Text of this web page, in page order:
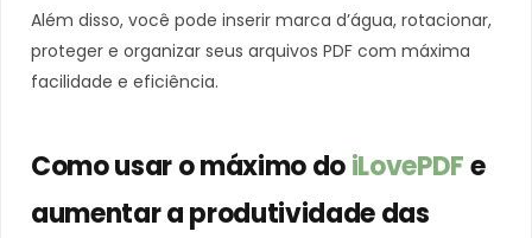
Além disso, você pode inserir marca d’água, rotacionar,
proteger e organizar seus arquivos PDF com máxima
facilidade e eficiência.
Como usar o máximo doiLovePDFe
aumentar a produtividade das